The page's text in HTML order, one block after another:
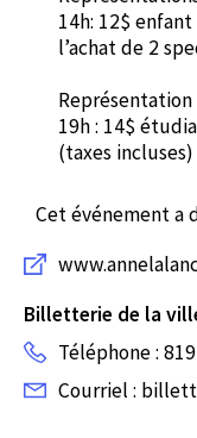
14h: 12$
l’achat de 2
19h : 14$
(taxes incluses)
Cet événement a
Billetterie de la
Téléphone :
Courriel :